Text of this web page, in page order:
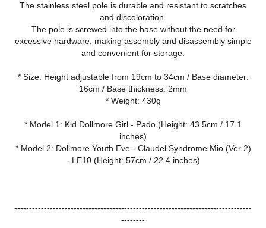
The stainless steel pole is durable and resistant to scratches
and discoloration.
The pole is screwed into the base without the need for
excessive hardware, making assembly and disassembly simple
and convenient for storage.
* Size: Height adjustable from 19cm to 34cm / Base diameter:
16cm / Base thickness: 2mm
* Weight: 430g
* Model 1: Kid Dollmore Girl - Pado (Height: 43.5cm / 17.1
inches)
* Model 2: Dollmore Youth Eve - Claudel Syndrome Mio (Ver 2)
- LE10 (Height: 57cm / 22.4 inches)
--------------------------------------------------------------------------------
--------